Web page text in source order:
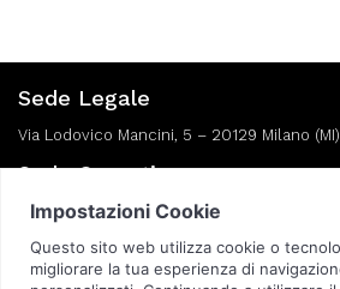
Sede Legale
Via Lodovico Mancini, 5 – 20129 Milano (MI)
Sede Operativa
Via Giotto, 26 – 20032 Cormano (MI)
Seguici: